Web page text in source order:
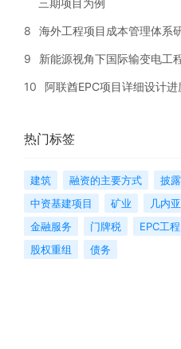
三期项目为例
8 海外工程项目成本管理体系
9 新能源视角下国际输变电工
10 阿联酋EPC项目详细设计
热门标签
建筑 融资的主要方式 披露
中资基建项目
矿业 几内
金融服务
门牌税 EPC工程
股权重组
债务